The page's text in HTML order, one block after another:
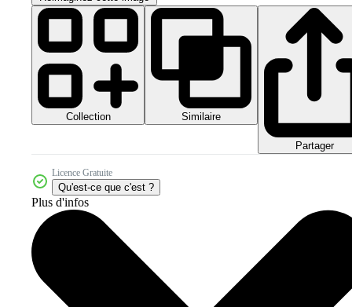
Collection Similaire
Partager
Licence Gratuite
Qu'est-ce que c'est ?
Plus d'infos